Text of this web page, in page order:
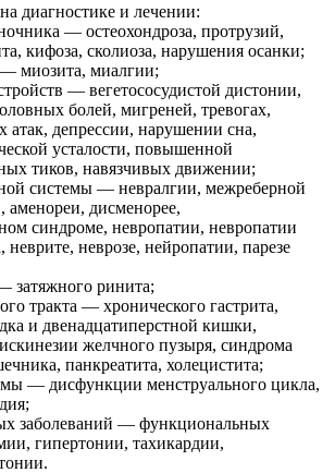
диагностике и лечении:
— остеохондроза, протрузий,
кифоза, сколиоза, нарушения осанки;
миозита, миалгии;
— вегетососудистой дистонии,
болей, мигреней, тревогах,
атак, депрессии, нарушении сна,
усталости, повышенной
тиков, навязчивых движении;
системы — невралгии, межреберной
аменореи, дисменорее,
синдроме, невропатии, невропатии
неврите, неврозе, нейропатии, парезе
затяжного ринита;
тракта — хронического гастрита,
и двенадцатиперстной кишки,
желчного пузыря, синдрома
панкреатита, холецистита;
— дисфункции менструального цикла,
заболеваний — функциональных
гипертонии, тахикардии,